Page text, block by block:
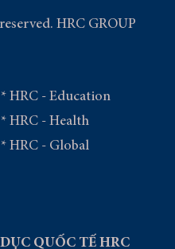
HRC GROUP
* HRC - Education
* HRC - Health
* HRC - Global
QUỐC TẾ HRC